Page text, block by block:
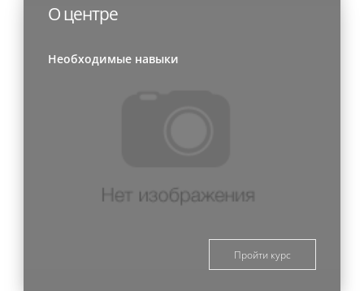
О центре
Необходимые навыки
Пройти курс